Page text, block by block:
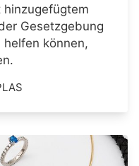
Gesetzgebung
können,